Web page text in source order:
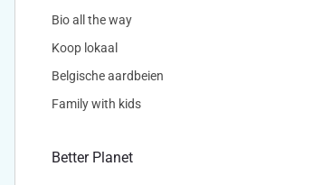
Bio all the way
Koop lokaal
Belgische aardbeien
Family with kids
Better Planet